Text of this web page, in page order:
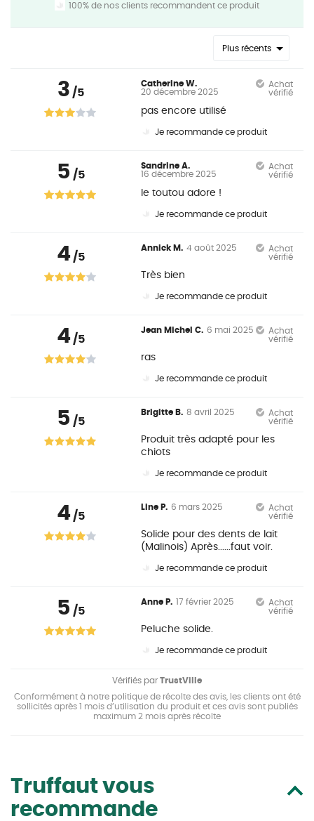
100% de nos clients recommandent ce produit
Plus récents
3 /5
Catherine W.
20 décembre 2025
Achat
vérifié
pas encore utilisé
Je recommande ce produit
5 /5
Sandrine A.
16 décembre 2025
Achat
vérifié
le toutou adore !
Je recommande ce produit
4/5
Annick M. 4 août 2025
Achat
vérifié
Très bien
Je recommande ce produit
4/5
Jean Michel C. 6 mai 2025
Achat
vérifié
ras
Je recommande ce produit
5 /5
Brigitte B. 8 avril 2025
Achat
vérifié
Produit très adapté pour les
chiots
Je recommande ce produit
4/5
Line P. 6 mars 2025
Achat
vérifié
Solide pour des dents de lait
(Malinois) Après......faut voir.
Je recommande ce produit
5 /5
Anne P. 17 février 2025
Achat
vérifié
Peluche solide.
Je recommande ce produit
Vérifiés par TrustVille
Conformément à notre politique de récolte des avis, les clients ont été
sollicités après 1 mois d’utilisation du produit et ces avis sont publiés
maximum 2 mois après récolte
Truffaut vous
recommande